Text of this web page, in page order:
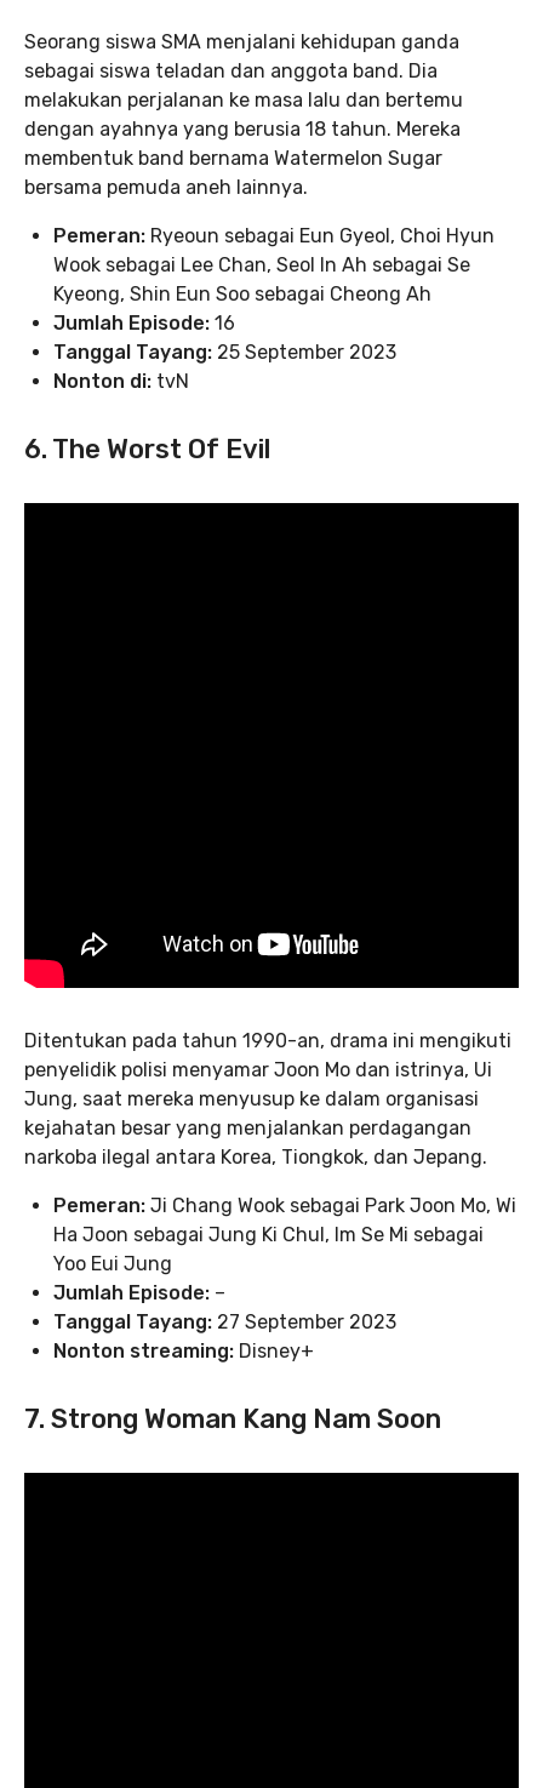
Seorang siswa SMA menjalani kehidupan ganda
sebagai siswa teladan dan anggota band. Dia
melakukan perjalanan ke masa lalu dan bertemu
dengan ayahnya yang berusia 18 tahun. Mereka
membentuk band bernama Watermelon Sugar
bersama pemuda aneh lainnya.
Pemeran: Ryeoun sebagai Eun Gyeol, Choi Hyun
Wook sebagai Lee Chan, Seol In Ah sebagai Se
Kyeong, Shin Eun Soo sebagai Cheong Ah
Jumlah Episode: 16
Tanggal Tayang: 25 September 2023
Nonton di: tvN
6. The Worst Of Evil
Ditentukan pada tahun 1990-an, drama ini mengikuti
penyelidik polisi menyamar Joon Mo dan istrinya, Ui
Jung, saat mereka menyusup ke dalam organisasi
kejahatan besar yang menjalankan perdagangan
narkoba ilegal antara Korea, Tiongkok, dan Jepang.
Pemeran: Ji Chang Wook sebagai Park Joon Mo, Wi
Ha Joon sebagai Jung Ki Chul, Im Se Mi sebagai
Yoo Eui Jung
Jumlah Episode: –
Tanggal Tayang: 27 September 2023
Nonton streaming: Disney+
7. Strong Woman Kang Nam Soon